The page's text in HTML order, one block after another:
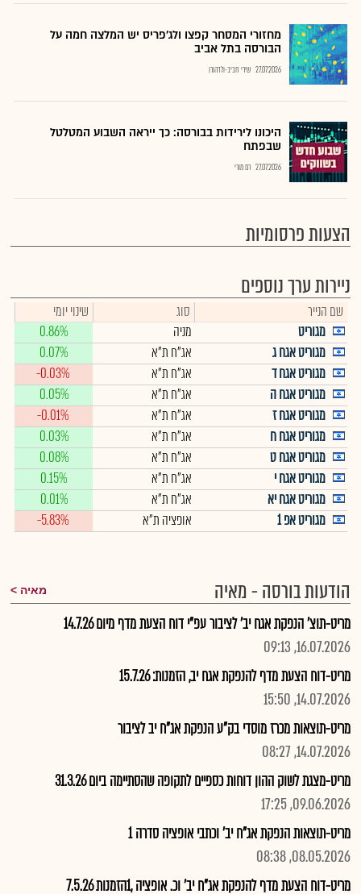
מחזורי המסחר קפצו ולג'פריס יש המלצה חמה על
הבורסה בתל אביב
27.07.2026 שירי חביב-ולדהורן
היכונו לירידות בבורסה: כך ייראה השבוע המטלטל
שבפתח
27.07.2026 רם מורי
הצעות פרסומיות
ניירות ערך נוספים
שם הנייר סוג
שינוי יומי
מגוריט
מניה
0.86%
מגוריט אגח ג
אג"ח ת"א
0.07%
מגוריט אגח ד
אג"ח ת"א
-0.03%
מגוריט אגח ה
אג"ח ת"א
0.05%
מגוריט אגח ז
אג"ח ת"א
-0.01%
מגוריט אגח ח
אג"ח ת"א
0.03%
מגוריט אגח ט
אג"ח ת"א
0.08%
מגוריט אגח י
אג"ח ת"א
0.15%
מגוריט אגח יא
אג"ח ת"א
0.01%
מגוריט אפ 1
אופציה ת"א -5.83%
הודעות בורסה - מאיה מאיה
מריט-תוצ' הנפקת אגח יב' לציבור עפ"י דוח הצעת מדף מיום 14.7.26
16.07.2026, 09:13
מריט-דוח הצעת מדף להנפקת אגח יב, הזמנות: 15.7.26
14.07.2026, 15:50
מריט-תוצאות מכרז מוסדי בק"ע הנפקת אג"ח יב לציבור
14.07.2026, 08:27
מריט-מצגת לשוק ההון דוחות כספיים לתקופה שהסתיימה ביום 31.3.26
09.06.2026, 17:25
מריט-תוצאות הנפקת אג"ח יב' וכתבי אופציה סדרה 1
08.05.2026, 08:38
מריט-דוח הצעת מדף להנפקת אג"ח יב' וכ. אופציה ,1הזמנות 7.5.26